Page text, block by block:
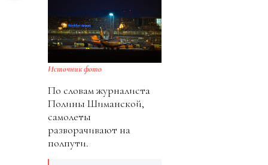
Источник фото
По словам журналиста
Полины Шиманской,
самолеты
разворачивают на
полпути.